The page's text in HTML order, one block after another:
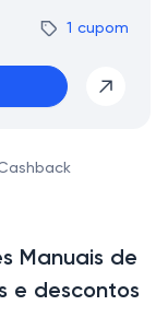
1 cupom
Manuais de
e descontos